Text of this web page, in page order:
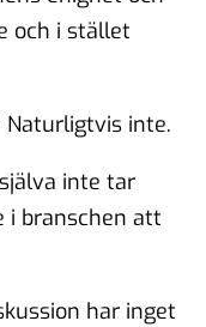
och i stället
inte.
inte tar
i branschen att
har inget